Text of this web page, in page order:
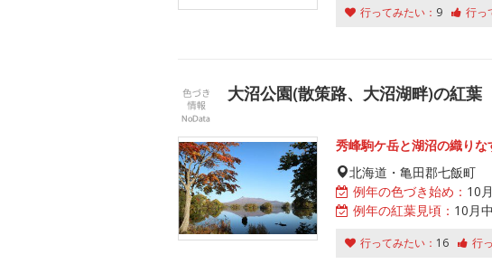
行ってみたい： 9 行っ
大沼公園(散策路、大沼湖畔)の紅葉
秀峰駒ケ岳と湖沼の織り
北海道・亀田郡七飯町
例年の色づき始め： 10
例年の紅葉見頃： 10月
行ってみたい： 16 行